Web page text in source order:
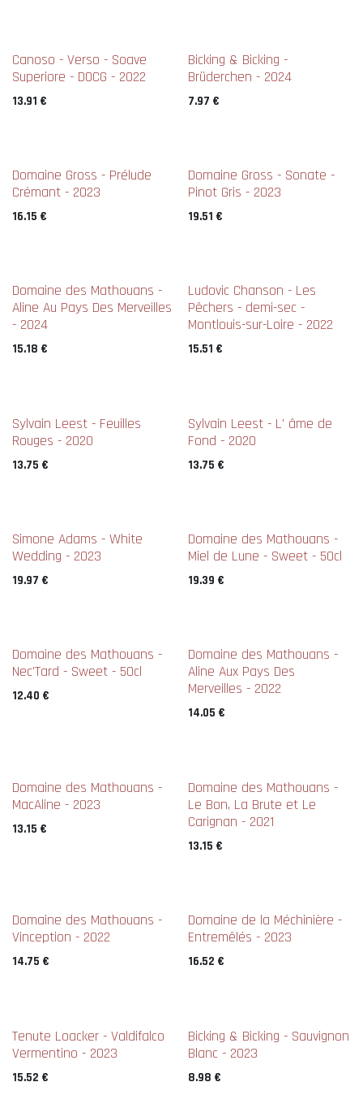
Canoso - Verso - Soave
Superiore - DOCG - 2022
13.91 €
Bicking & Bicking -
Brüderchen - 2024
7.97 €
Domaine Gross - Prélude
Crémant - 2023
16.15 €
Domaine Gross - Sonate -
Pinot Gris - 2023
19.51 €
Domaine des Mathouans -
Aline Au Pays Des Merveilles
- 2024
15.18 €
Ludovic Chanson - Les
Pêchers - demi-sec -
Montlouis-sur-Loire - 2022
15.51 €
Sylvain Leest - Feuilles
Rouges - 2020
13.75 €
Sylvain Leest - L' âme de
Fond - 2020
13.75 €
Simone Adams - White
Wedding - 2023
19.97 €
Domaine des Mathouans -
Miel de Lune - Sweet - 50cl
19.39 €
Domaine des Mathouans -
Nec'Tard - Sweet - 50cl
12.40 €
Domaine des Mathouans -
Aline Aux Pays Des
Merveilles - 2022
14.05 €
Domaine des Mathouans -
MacAline - 2023
13.15 €
Domaine des Mathouans -
Le Bon, La Brute et Le
Carignan - 2021
13.15 €
Domaine des Mathouans -
Vinception - 2022
14.75 €
Domaine de la Méchinière -
Entremêlés - 2023
16.52 €
Tenute Loacker - Valdifalco
Vermentino - 2023
15.52 €
Bicking & Bicking - Sauvignon
Blanc - 2023
8.98 €